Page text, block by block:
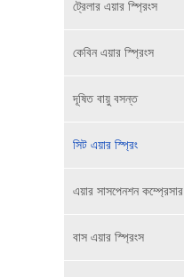
ট্রেলার এয়ার স্প্রিংস
কেবিন এয়ার স্প্রিংস
দূষিত বায়ু বসন্ত
সিট এয়ার স্প্রিং
এয়ার সাসপেনশন কম্প্রেসার
বাস এয়ার স্প্রিংস